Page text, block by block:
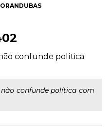
confunde política
confunde política com